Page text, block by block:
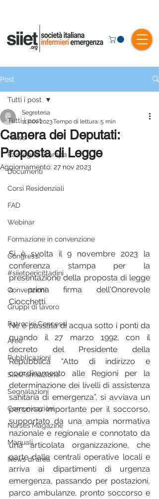
Post
Tutti i post
News
Rassegna Stampa
Documenti
Corsi Residenziali
FAD
Webinar
Formazione in convenzione
Congressi
#siietpericittadini
Convenzioni
Gruppi di lavoro
Patrocini Concessi
Aree
Pubblicazioni
SiietFormazione
Segnalazioni
Comunicazioni
Nurses'Magazine
Manuali
News di area
Tutti i post
Camera dei Deputati:
Proposta di Legge
Segreteria
11 nov 2023Tempo di lettura: 5 min
Aggiornamento: 27 nov 2023
Si è svolta il 9 novembre 2023 la
conferenza stampa per la
presentazione della proposta di legge
a prima firma dell'Onorevole
Ciocchetti.
Ne è passata di acqua sotto i ponti da
quando il 27 marzo 1992, con il
decreto del Presidente della
Repubblica “Atto di indirizzo e
coordinamento alle Regioni per la
determinazione dei livelli di assistenza
sanitaria di emergenza”, si avviava un
percorso importante per il soccorso,
supportato da una ampia normativa
nazionale e regionale e connotato da
una articolata organizzazione, che
parte dalle centrali operative locali e
arriva ai dipartimenti di urgenza
emergenza, passando per postazioni,
parco ambulanze, pronto soccorso e